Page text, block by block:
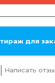
для
Написать